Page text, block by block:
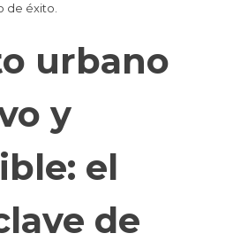
de éxito.
urbano
y
el
de